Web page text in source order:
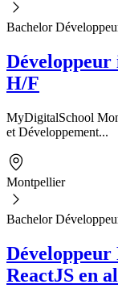
Bachelor
H/F
MyDigitalSchool
et Développement...
Montpellier
Bachelor
ReactJS en